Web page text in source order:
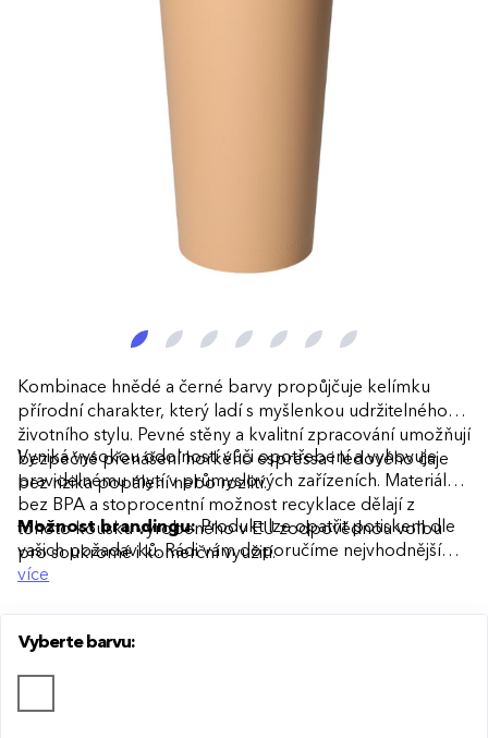
Kombinace hnědé a černé barvy propůjčuje kelímku
přírodní charakter, který ladí s myšlenkou udržitelného
životního stylu. Pevné stěny a kvalitní zpracování umožňují
bezpečné přenášení horkého espressa i ledového čaje
bez rizika popálení nebo rozlití.
Vyniká vysokou odolností vůči opotřebení a vyhovuje
pravidelnému mytí v průmyslových zařízeních. Materiál
bez BPA a stoprocentní možnost recyklace dělají z
tohoto kousku vyrobeného v EU zodpovědnou volbu
pro soukromé i komerční využití.
Možnost brandingu:Produkt lze opatřit potiskem dle
vašich požadavků. Rádi vám doporučíme nejvhodnější
technologii potisku s ohledem na design i váš rozpočet.
více
Vyberte barvu: